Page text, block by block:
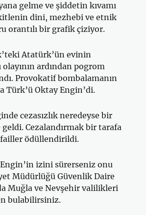
gelme ve şiddetin kıvamı
dini, mezhebi ve etnik
orantılı bir grafik çiziyor.
Atatürk’ün evinin
ardından pogrom
Provokatif bombalamanın
Türk’ü Oktay Engin’di.
cezasızlık neredeyse bir
Cezalandırmak bir tarafa
ödüllendirildi.
izini sürerseniz onu
Müdürlüğü Güvenlik Daire
Muğla ve Nevşehir valilikleri
bulabilirsiniz.